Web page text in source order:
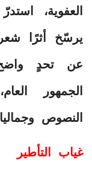
العفوية،
يرسّخ أثرًا
عن تحدٍ
الجمهور
النصوص
غياب التأطير